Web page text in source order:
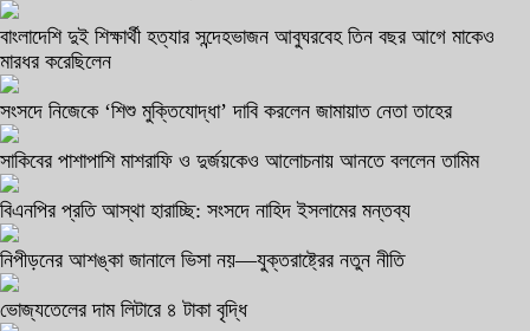
বাংলাদেশি দুই শিক্ষার্থী হত্যার সন্দেহভাজন আবুঘরবেহ তিন বছর আগে মাকেও
মারধর করেছিলেন
সংসদে নিজেকে ‘শিশু মুক্তিযোদ্ধা’ দাবি করলেন জামায়াত নেতা তাহের
সাকিবের পাশাপাশি মাশরাফি ও দুর্জয়কেও আলোচনায় আনতে বললেন তামিম
বিএনপির প্রতি আস্থা হারাচ্ছি: সংসদে নাহিদ ইসলামের মন্তব্য
নিপীড়নের আশঙ্কা জানালে ভিসা নয়—যুক্তরাষ্ট্রের নতুন নীতি
ভোজ্যতেলের দাম লিটারে ৪ টাকা বৃদ্ধি